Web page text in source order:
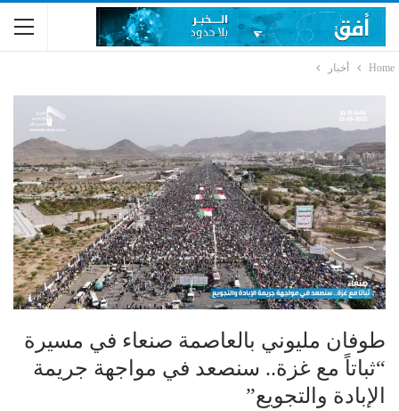
Home أخبار
طوفان مليوني بالعاصمة صنعاء في مسيرة
“ثباتاً مع غزة.. سنصعد في مواجهة جريمة
الإبادة والتجويع”